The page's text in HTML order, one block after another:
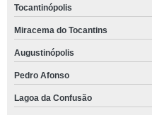
Tocantinópolis
Miracema do Tocantins
Augustinópolis
Pedro Afonso
Lagoa da Confusão